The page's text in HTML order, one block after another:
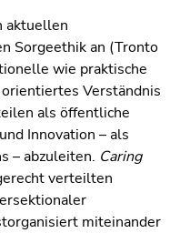
aktuellen
Sorgeethik an (Tronto
wie praktische
Verständnis
als öffentliche
Innovation – als
– abzuleiten. Caring
verteilten
miteinander